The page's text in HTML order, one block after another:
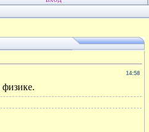
14:58
физике.